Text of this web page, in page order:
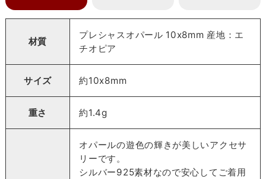
材質
プレシャスオパール 10x8mm 産地：エ
チオピア
サイズ 約10x8mm
重さ 約1.4g
オパールの遊色の輝きが美しいアクセサ
リーです。
シルバー925素材なので安心してご着用